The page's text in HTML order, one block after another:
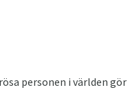
personen i världen gör